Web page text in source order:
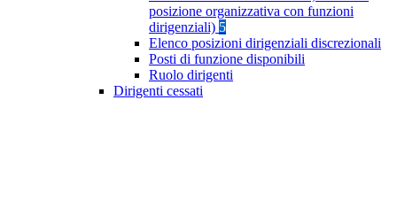
posizione organizzativa con funzioni
dirigenziali) 5
Elenco posizioni dirigenziali discrezionali
Posti di funzione disponibili
Ruolo dirigenti
Dirigenti cessati